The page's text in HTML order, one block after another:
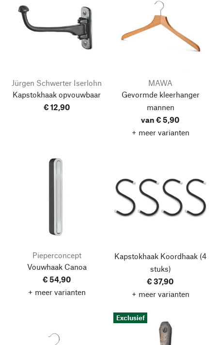
Jürgen Schwerter Iserlohn
Kapstokhaak opvouwbaar
€ 12,90
MAWA
Gevormde kleerhanger
mannen
van € 5,90
+ meer varianten
Pieperconcept
Vouwhaak Canoa
€ 54,90
+ meer varianten
Kapstokhaak Koordhaak (4
stuks)
€ 37,90
+ meer varianten
Exclusief